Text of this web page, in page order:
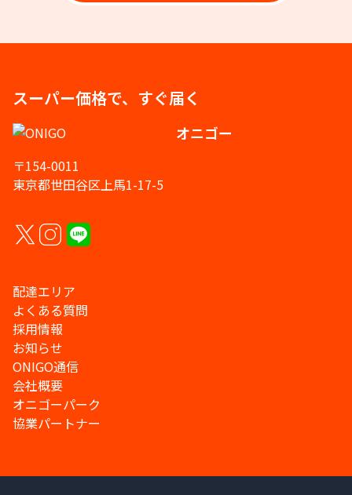
スーパー価格で、すぐ届く
オニゴー
〒154-0011
東京都世田谷区上馬1-17-5
配達エリア
よくある質問
採用情報
お知らせ
ONIGO通信
会社概要
オニゴーパーク
協業パートナー